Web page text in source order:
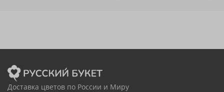
Доставка цветов по России и Миру